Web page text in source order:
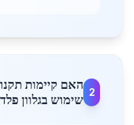
2
האם קיימות
שימוש בגלוון